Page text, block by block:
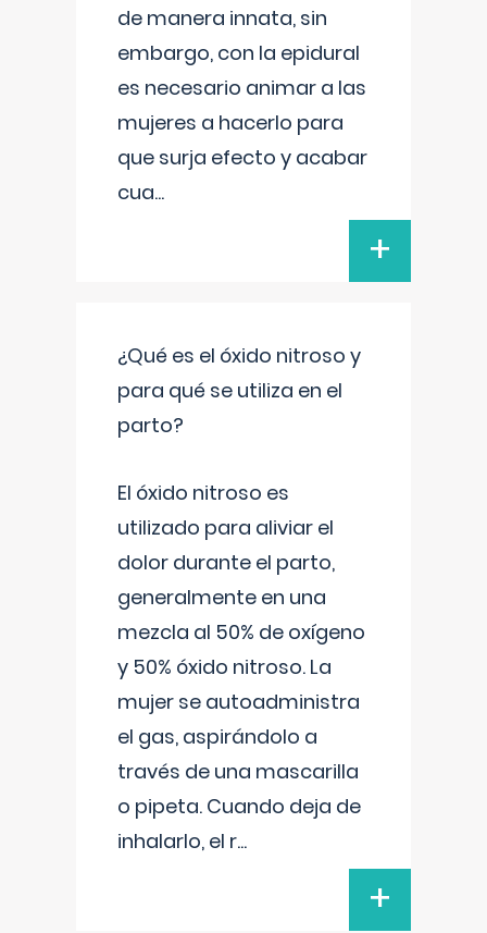
de manera innata, sin
embargo, con la epidural
es necesario animar a las
mujeres a hacerlo para
que surja efecto y acabar
cua...
+
¿Qué es el óxido nitroso y
para qué se utiliza en el
parto?
El óxido nitroso es
utilizado para aliviar el
dolor durante el parto,
generalmente en una
mezcla al 50% de oxígeno
y 50% óxido nitroso. La
mujer se autoadministra
el gas, aspirándolo a
través de una mascarilla
o pipeta. Cuando deja de
inhalarlo, el r...
+